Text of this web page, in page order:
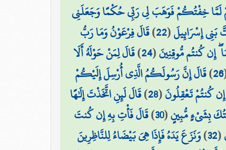
خِفْتُكُمْ فَوَهَبَ لِي رَبِّي حُكْمًا وَجَعَلَنِي
إِسْرَائِيلَ(
22
)قَالَ فِرْعَوْنُ وَمَا رَبُّ
إِن كُنتُم مُّوقِنِينَ(
24
)قَالَ لِمَنْ حَوْلَهُ أَلَا
26
)قَالَ إِنَّ رَسُولَكُمُ الَّذِي أُرْسِلَ إِلَيْكُمْ
كُنتُمْ تَعْقِلُونَ(
28
)قَالَ لَئِنِ اتَّخَذْتَ إِلَٰهًا
بِشَيْءٍ مُّبِينٍ(
30
)قَالَ فَأْتِ بِهِ إِن كُنتَ
(
32
)وَنَزَعَ يَدَهُ فَإِذَا هِيَ بَيْضَاءُ لِلنَّاظِرِينَ